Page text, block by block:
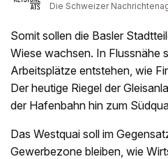
Die Schweizer
Somit sollen die Basler
Wiese wachsen. In Flussnähe
Arbeitsplätze entstehen, wie
Der heutige Riegel der
der Hafenbahn hin zum
Das Westquai soll im
Gewerbezone bleiben, wie